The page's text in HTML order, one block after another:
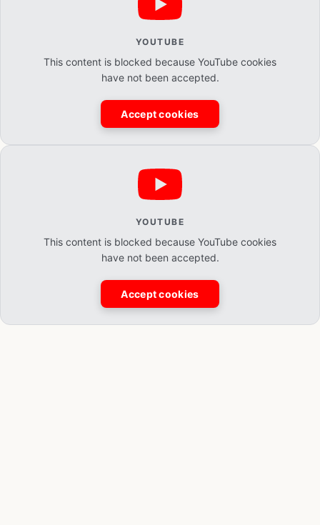
YOUTUBE
This content is blocked because YouTube cookies
have not been accepted.
Accept cookies
YOUTUBE
This content is blocked because YouTube cookies
have not been accepted.
Accept cookies